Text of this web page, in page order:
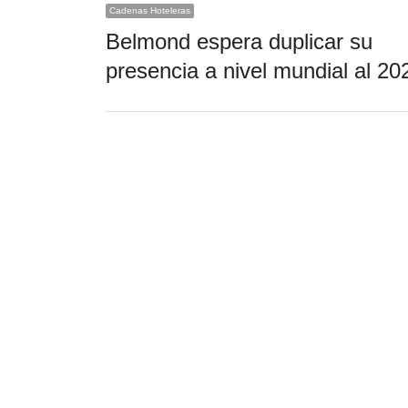
Cadenas Hoteleras
Belmond espera duplicar su
presencia a nivel mundial al